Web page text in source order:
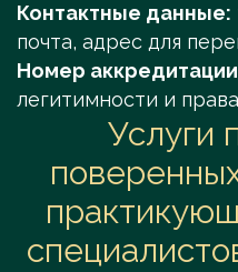
Контактные данные:
почта, адрес для
Номер
легитимности и
Услуги